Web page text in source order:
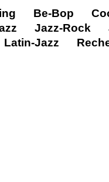
Be-Bop
Jazz-Rock
Latin-Jazz